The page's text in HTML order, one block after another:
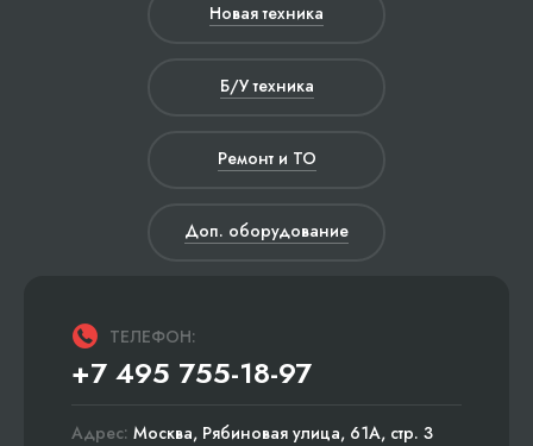
Новая техника
Б/У техника
Ремонт и ТО
Доп. оборудование
ТЕЛЕФОН:
+7 495 755-18-97
Адрес: Москва, Рябиновая улица, 61А, стр. 3